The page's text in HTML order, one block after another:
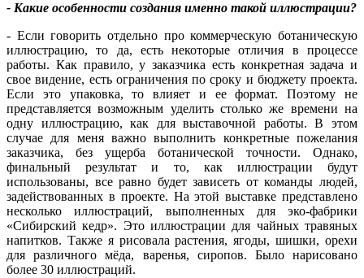
- Какие особенности создания именно такой иллюстрации?
- Если говорить отдельно про коммерческую ботаническую
иллюстрацию, то да, есть некоторые отличия в процессе
работы. Как правило, у заказчика есть конкретная задача и
свое видение, есть ограничения по сроку и бюджету проекта.
Если это упаковка, то влияет и ее формат. Поэтому не
представляется возможным уделить столько же времени на
одну иллюстрацию, как для выставочной работы. В этом
случае для меня важно выполнить конкретные пожелания
заказчика, без ущерба ботанической точности. Однако,
финальный результат и то, как иллюстрации будут
использованы, все равно будет зависеть от команды людей,
задействованных в проекте. На этой выставке представлено
несколько иллюстраций, выполненных для эко-фабрики
«Сибирский кедр». Это иллюстрации для чайных травяных
напитков. Также я рисовала растения, ягоды, шишки, орехи
для различного мёда, варенья, сиропов. Было нарисовано
более 30 иллюстраций.